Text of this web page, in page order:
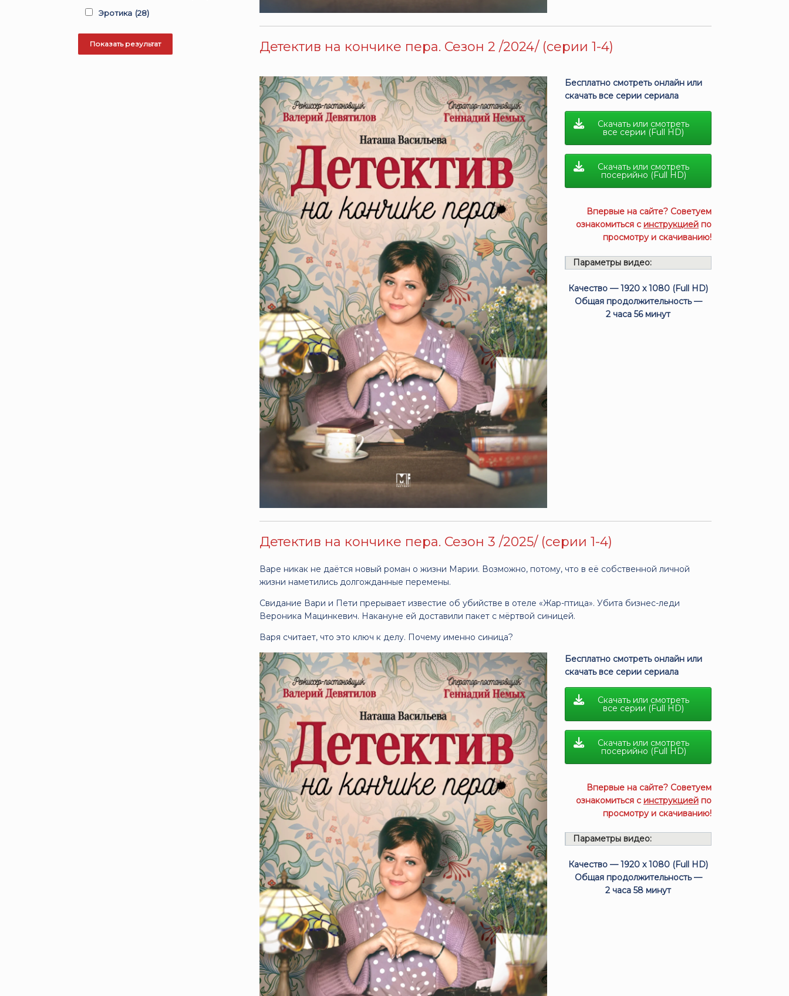
Детектив на кончике пера. Сезон 2 /2024/ (серии 1-4)
Бесплатно смотреть онлайн или
скачать все серии сериала
Скачать или смотреть
все серии (Full HD)
Скачать или смотреть
посерийно (Full HD)
Впервые на сайте? Советуем
ознакомиться с инструкцией по
просмотру и скачиванию!
Параметры видео:
Качество — 1920 x 1080 (Full HD)
Общая продолжительность —
2 часа 56 минут
Детектив на кончике пера. Сезон 3 /2025/ (серии 1-4)
Варе никак не даётся новый роман о жизни Марии. Возможно, потому, что в её собственной личной
жизни наметились долгожданные перемены.
Свидание Вари и Пети прерывает известие об убийстве в отеле «Жар-птица». Убита бизнес-леди
Вероника Мацинкевич. Накануне ей доставили пакет с мёртвой синицей.
Варя считает, что это ключ к делу. Почему именно синица?
Бесплатно смотреть онлайн или
скачать все серии сериала
Скачать или смотреть
все серии (Full HD)
Скачать или смотреть
посерийно (Full HD)
Впервые на сайте? Советуем
ознакомиться с инструкцией по
просмотру и скачиванию!
Параметры видео:
Качество — 1920 x 1080 (Full HD)
Общая продолжительность —
2 часа 58 минут
Эротика (28)